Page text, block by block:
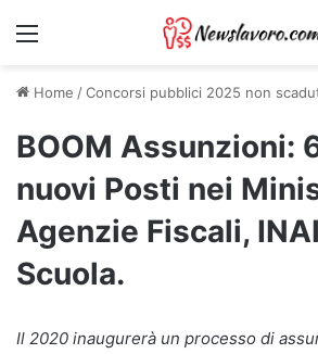
Menu
Home /Concorsi pubblici 2025 non
BOOM Assunzioni:
nuovi Posti nei
Agenzie Fiscali,
Scuola.
Il 2020 inaugurerà un processo di